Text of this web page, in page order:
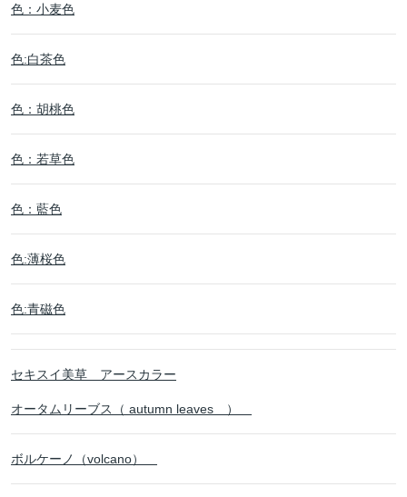
色：小麦色
色:白茶色
色：胡桃色
色：若草色
色：藍色
色:薄桜色
色:青磁色
セキスイ美草 アースカラー
オータムリーブス（ autumn leaves ）
ボルケーノ（volcano）